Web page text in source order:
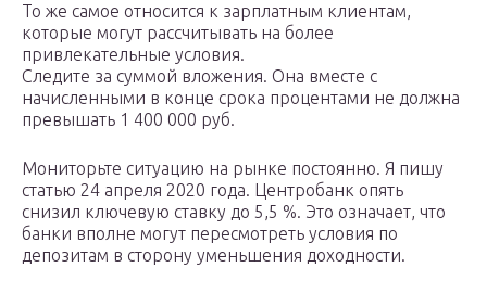
То же самое относится к зарплатным клиентам,
которые могут рассчитывать на более
привлекательные условия.
Следите за суммой вложения. Она вместе с
начисленными в конце срока процентами не должна
превышать 1 400 000 руб.
Мониторьте ситуацию на рынке постоянно. Я пишу
статью 24 апреля 2020 года. Центробанк опять
снизил ключевую ставку до 5,5 %. Это означает, что
банки вполне могут пересмотреть условия по
депозитам в сторону уменьшения доходности.